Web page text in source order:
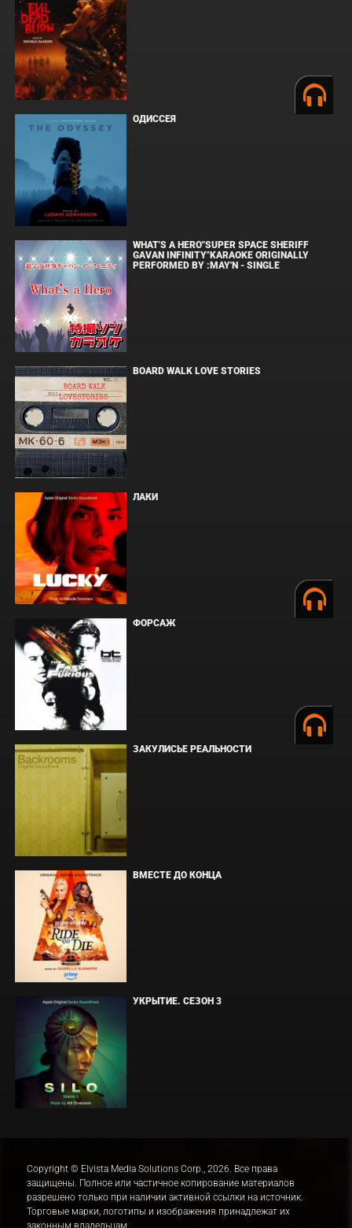
ОДИССЕЯ
WHAT'S A HERO"SUPER SPACE SHERIFF
GAVAN INFINITY"KARAOKE ORIGINALLY
PERFORMED BY :MAY'N - SINGLE
BOARD WALK LOVE STORIES
ЛАКИ
ФОРСАЖ
ЗАКУЛИСЬЕ РЕАЛЬНОСТИ
ВМЕСТЕ ДО КОНЦА
УКРЫТИЕ. СЕЗОН 3
Copyright © Elvista Media Solutions Corp., 2026. Все права
защищены. Полное или частичное копирование материалов
разрешено только при наличии активной ссылки на источник.
Торговые марки, логотипы и изображения принадлежат их
законным владельцам.